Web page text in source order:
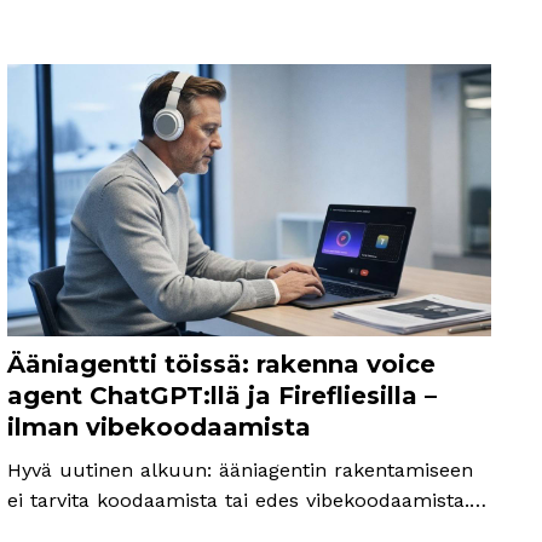
Ääniagentti töissä: rakenna voice
agent ChatGPT:llä ja Firefliesilla –
ilman vibekoodaamista
Hyvä uutinen alkuun: ääniagentin rakentamiseen
ei tarvita koodaamista tai edes vibekoodaamista.